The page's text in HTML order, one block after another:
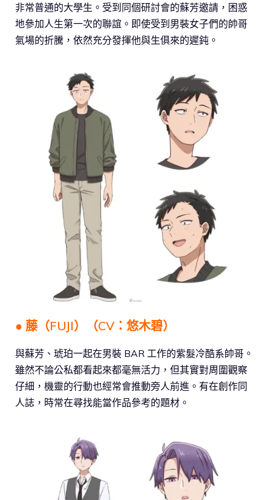
非常普通的大學生。受到同個研討會的蘇芳邀請，困惑
地參加人生第一次的聯誼。即使受到男裝女子們的帥哥
氣場的折騰，依然充分發揮他與生俱來的遲鈍。
● 藤（FUJI）（CV：悠木碧）
與蘇芳、琥珀一起在男裝 BAR 工作的紫髮冷酷系帥哥。
雖然不論公私都看起來都毫無活力，但其實對周圍觀察
仔細，機靈的行動也經常會推動旁人前進。有在創作同
人誌，時常在尋找能當作品參考的題材。